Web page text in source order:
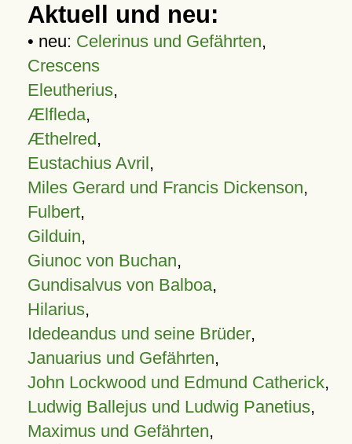
Aktuell und neu:
• neu: Celerinus und Gefährten,
Crescens
Eleutherius,
Ælfleda,
Æthelred,
Eustachius Avril,
Miles Gerard und Francis Dickenson,
Fulbert,
Gilduin,
Giunoc von Buchan,
Gundisalvus von Balboa,
Hilarius,
Idedeandus und seine Brüder,
Januarius und Gefährten,
John Lockwood und Edmund Catherick,
Ludwig Ballejus und Ludwig Panetius,
Maximus und Gefährten,